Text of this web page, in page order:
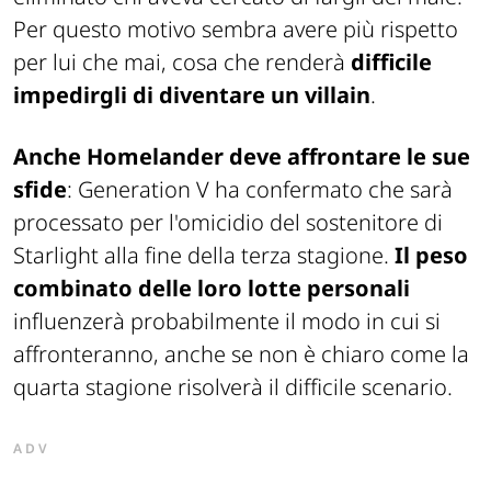
Per questo motivo sembra avere più rispetto
per lui che mai, cosa che renderà difficile
impedirgli di diventare un villain.
Anche Homelander deve affrontare le sue
sfide: Generation V ha confermato che sarà
processato per l'omicidio del sostenitore di
Starlight alla fine della terza stagione. Il peso
combinato delle loro lotte personali
influenzerà probabilmente il modo in cui si
affronteranno, anche se non è chiaro come la
quarta stagione risolverà il difficile scenario.
ADV